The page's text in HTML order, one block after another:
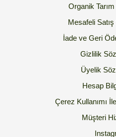
Organik
Mesafeli
İade ve Geri
Gizlilik
Üyelik
Hesap
Çerez Kullanımı
Müşteri